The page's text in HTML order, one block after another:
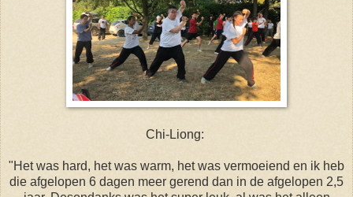
Chi-Liong:
"Het was hard, het was warm, het was vermoeiend en ik heb
die afgelopen 6 dagen meer gerend dan in de afgelopen 2,5